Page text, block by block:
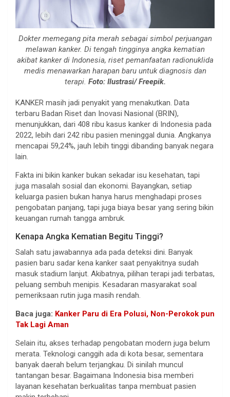
Dokter memegang pita merah sebagai simbol perjuangan
melawan kanker. Di tengah tingginya angka kematian
akibat kanker di Indonesia, riset pemanfaatan radionuklida
medis menawarkan harapan baru untuk diagnosis dan
terapi. Foto: Ilustrasi/ Freepik.
KANKER masih jadi penyakit yang menakutkan. Data
terbaru Badan Riset dan Inovasi Nasional (BRIN),
menunjukkan, dari 408 ribu kasus kanker di Indonesia pada
2022, lebih dari 242 ribu pasien meninggal dunia. Angkanya
mencapai 59,24%, jauh lebih tinggi dibanding banyak negara
lain.
Fakta ini bikin kanker bukan sekadar isu kesehatan, tapi
juga masalah sosial dan ekonomi. Bayangkan, setiap
keluarga pasien bukan hanya harus menghadapi proses
pengobatan panjang, tapi juga biaya besar yang sering bikin
keuangan rumah tangga ambruk.
Kenapa Angka Kematian Begitu Tinggi?
Salah satu jawabannya ada pada deteksi dini. Banyak
pasien baru sadar kena kanker saat penyakitnya sudah
masuk stadium lanjut. Akibatnya, pilihan terapi jadi terbatas,
peluang sembuh menipis. Kesadaran masyarakat soal
pemeriksaan rutin juga masih rendah.
Baca juga: Kanker Paru di Era Polusi, Non-Perokok pun
Tak Lagi Aman
Selain itu, akses terhadap pengobatan modern juga belum
merata. Teknologi canggih ada di kota besar, sementara
banyak daerah belum terjangkau. Di sinilah muncul
tantangan besar. Bagaimana Indonesia bisa memberi
layanan kesehatan berkualitas tanpa membuat pasien